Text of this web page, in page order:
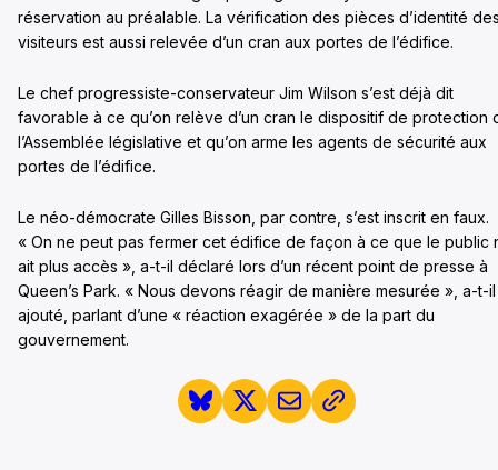
réservation au préalable. La vérification des pièces d’identité
visiteurs est aussi relevée d’un cran aux portes de l’édifice.
Le chef progressiste-conservateur Jim Wilson s’est déjà dit
favorable à ce qu’on relève d’un cran le dispositif de protection
l’Assemblée législative et qu’on arme les agents de sécurité aux
portes de l’édifice.
Le néo-démocrate Gilles Bisson, par contre, s’est inscrit en faux.
« On ne peut pas fermer cet édifice de façon à ce que le public
ait plus accès », a-t-il déclaré lors d’un récent point de presse à
Queen’s Park. « Nous devons réagir de manière mesurée », a-t-il
ajouté, parlant d’une « réaction exagérée » de la part du
gouvernement.